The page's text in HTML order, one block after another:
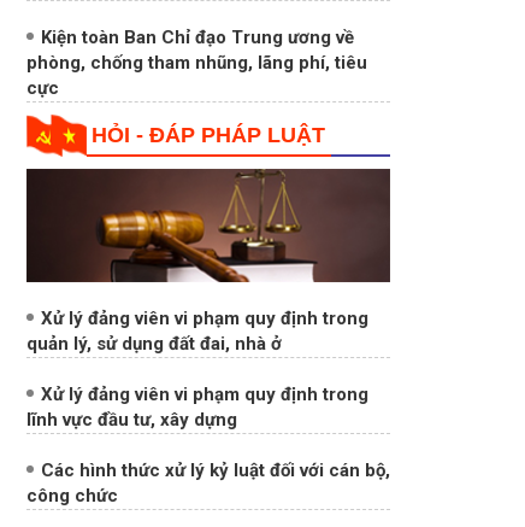
Kiện toàn Ban Chỉ đạo Trung ương về
phòng, chống tham nhũng, lãng phí, tiêu
cực
HỎI - ĐÁP PHÁP LUẬT
Xử lý đảng viên vi phạm quy định trong
quản lý, sử dụng đất đai, nhà ở
Xử lý đảng viên vi phạm quy định trong
lĩnh vực đầu tư, xây dựng
Các hình thức xử lý kỷ luật đối với cán bộ,
công chức